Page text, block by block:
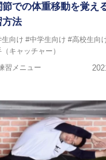
節での体重移動を覚え
方法
向け #中学生向け #高校生向
キャッチャー）
習メニュー